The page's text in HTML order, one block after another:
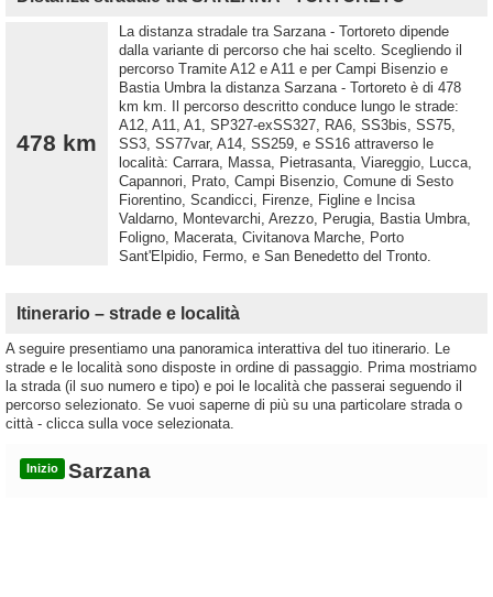
478 km
La distanza stradale tra Sarzana - Tortoreto dipende
dalla variante di percorso che hai scelto. Scegliendo il
percorso Tramite A12 e A11 e per Campi Bisenzio e
Bastia Umbra la distanza Sarzana - Tortoreto è di 478
km km. Il percorso descritto conduce lungo le strade:
A12, A11, A1, SP327-exSS327, RA6, SS3bis, SS75,
SS3, SS77var, A14, SS259, e SS16 attraverso le
località: Carrara, Massa, Pietrasanta, Viareggio, Lucca,
Capannori, Prato, Campi Bisenzio, Comune di Sesto
Fiorentino, Scandicci, Firenze, Figline e Incisa
Valdarno, Montevarchi, Arezzo, Perugia, Bastia Umbra,
Foligno, Macerata, Civitanova Marche, Porto
Sant'Elpidio, Fermo, e San Benedetto del Tronto.
Itinerario – strade e località
A seguire presentiamo una panoramica interattiva del tuo itinerario. Le
strade e le località sono disposte in ordine di passaggio. Prima mostriamo
la strada (il suo numero e tipo) e poi le località che passerai seguendo il
percorso selezionato. Se vuoi saperne di più su una particolare strada o
città - clicca sulla voce selezionata.
Inizio Sarzana